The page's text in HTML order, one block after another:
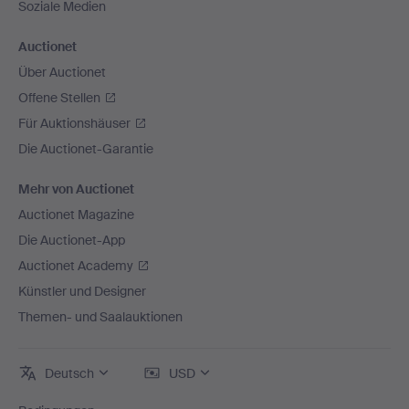
Soziale Medien
Auctionet
Über Auctionet
Offene Stellen
Für Auktionshäuser
Die Auctionet-Garantie
Mehr von Auctionet
Auctionet Magazine
Die Auctionet-App
Auctionet Academy
Künstler und Designer
Themen- und Saalauktionen
Deutsch USD